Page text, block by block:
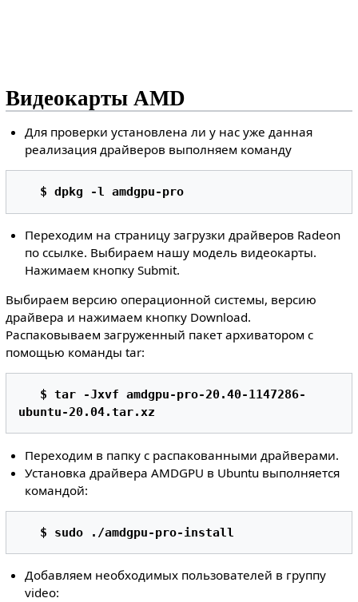
Видеокарты AMD
Для проверки установлена ли у нас уже данная
реализация драйверов выполняем команду
$ dpkg -l amdgpu-pro
Переходим на страницу загрузки драйверов Radeon
по ссылке. Выбираем нашу модель видеокарты.
Нажимаем кнопку Submit.
Выбираем версию операционной системы, версию
драйвера и нажимаем кнопку Download.
Распаковываем загруженный пакет архиватором с
помощью команды tar:
$ tar -Jxvf amdgpu-pro-20.40-1147286-
ubuntu-20.04.tar.xz
Переходим в папку с распакованными драйверами.
Установка драйвера AMDGPU в Ubuntu выполняется
командой:
$ sudo ./amdgpu-pro-install
Добавляем необходимых пользователей в группу
video: